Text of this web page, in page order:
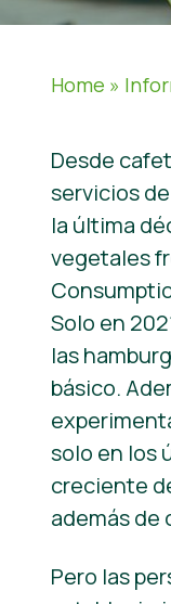
Home »
Desde
servicios
la última
vegetales
Solo en
las
básico.
solo en los
creciente
además de
Pero las